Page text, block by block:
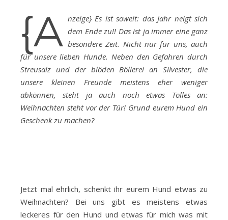
{A nzeige} Es ist soweit: das Jahr neigt sich
dem Ende zu!! Das ist ja immer eine ganz
besondere Zeit. Nicht nur für uns, auch
für unsere lieben Hunde. Neben den Gefahren durch
Streusalz und der blöden Böllerei an Silvester, die
unsere kleinen Freunde meistens eher weniger
abkönnen, steht ja auch noch etwas Tolles an:
Weihnachten steht vor der Tür! Grund eurem Hund ein
Geschenk zu machen?
Jetzt mal ehrlich, schenkt ihr eurem Hund etwas zu
Weihnachten? Bei uns gibt es meistens etwas
leckeres für den Hund und etwas für mich was mit